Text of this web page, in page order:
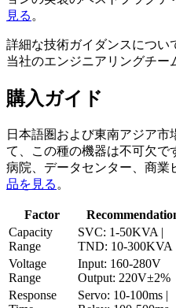
見る。
詳細な技術ガイダンスについ
当社のエンジニアリングチー
購入ガイド
日本語圏および東南アジア
て、この種の機器は不可欠で
病院、データセンター、商業
品を見る 。
Factor
Capacity
Range
SVC: 1-50KVA |
TND: 10-300KVA
Voltage
Range
Input: 160-280V
Output: 220V±2%
Response
Servo: 10-100ms |